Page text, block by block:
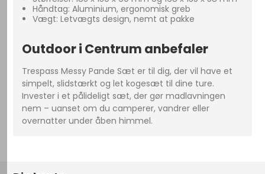
Håndtag: Aluminium, ergonomisk greb
Vægt: Letvægts design, nemt at pakke
Outdoor i Centrum anbefaler
Trespass Messy Pande Sæt er til dig, der vil have et
simpelt, slidstærkt og let kogesæt til dine ture.
Invester i et pålideligt sæt, der gør madlavningen
nem – uanset om du camperer, vandrer eller
overnatter under åben himmel.